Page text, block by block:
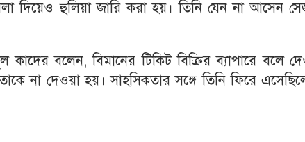
দিয়েও হুলিয়া জারি করা হয়। তিনি যেন না আসেন
কাদের বলেন, বিমানের টিকিট বিক্রির ব্যাপারে বলে
না দেওয়া হয়। সাহসিকতার সঙ্গে তিনি ফিরে